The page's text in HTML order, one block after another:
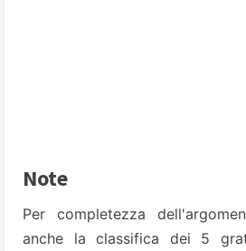
Note
Per completezza
anche la classifica dei 5